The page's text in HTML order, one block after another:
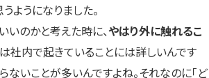
ようになりました。
いのかと考えた時に、やはり外に触れるこ
社内で起きていることには詳しいんです
ないことが多いんですよね。それなのに「ど